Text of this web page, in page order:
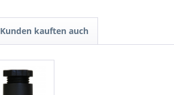
Kunden kauften auch